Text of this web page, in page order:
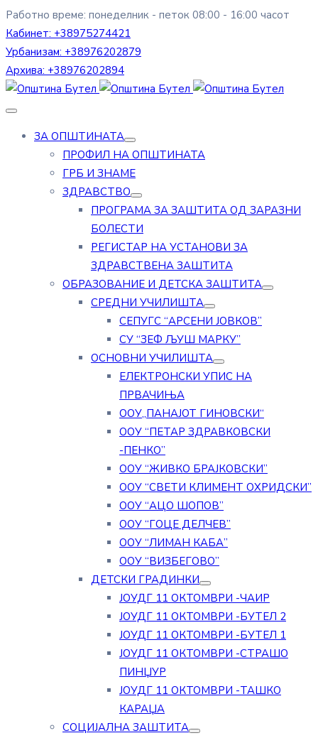
Работно време: понеделник - петок 08:00 - 16:00 часот
Кабинет: +38975274421
Урбанизам: +38976202879
Архива: +38976202894
ЗА ОПШТИНАТА
ПРОФИЛ НА ОПШТИНАТА
ГРБ И ЗНАМЕ
ЗДРАВСТВО
ПРОГРАМА ЗА ЗАШТИТА ОД ЗАРАЗНИ
БОЛЕСТИ
РЕГИСТАР НА УСТАНОВИ ЗА
ЗДРАВСТВЕНА ЗАШТИТА
ОБРАЗОВАНИЕ И ДЕТСКА ЗАШТИТА
СРЕДНИ УЧИЛИШТА
СЕПУГС “АРСЕНИ ЈОВКОВ”
СУ “ЗЕФ ЉУШ МАРКУ”
ОСНОВНИ УЧИЛИШТА
ЕЛЕКТРОНСКИ УПИС НА
ПРВАЧИЊА
ООУ„ПАНАЈОТ ГИНОВСКИ“
ООУ “ПЕТАР ЗДРАВКОВСКИ
-ПЕНКО”
ООУ “ЖИВКО БРАЈКОВСКИ”
ООУ “СВЕТИ КЛИМЕНТ ОХРИДСКИ”
ООУ “АЦО ШОПОВ”
ООУ “ГОЦЕ ДЕЛЧЕВ”
ООУ “ЛИМАН КАБА”
ООУ “ВИЗБЕГОВО”
ДЕТСКИ ГРАДИНКИ
ЈОУДГ 11 ОКТОМВРИ -ЧАИР
ЈОУДГ 11 ОКТОМВРИ -БУТЕЛ 2
ЈОУДГ 11 ОКТОМВРИ -БУТЕЛ 1
ЈОУДГ 11 ОКТОМВРИ -СТРАШО
ПИНЏУР
ЈОУДГ 11 ОКТОМВРИ -ТАШКО
КАРАЏА
СОЦИЈАЛНА ЗАШТИТА